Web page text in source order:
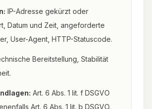
IP-Adresse gekürzt oder
Datum und Zeit, angeforderte
User-Agent, HTTP-Statuscode.
Bereitstellung, Stabilität
Art. 6 Abs. 1 lit. f DSGVO
Art. 6 Abs. 1 lit. b DSGVO.